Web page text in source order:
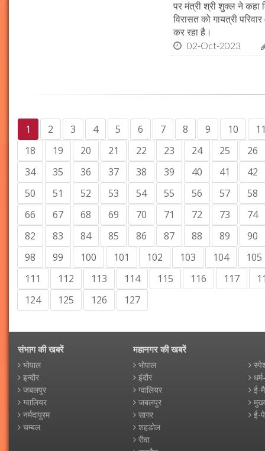
पर मंत्री श्री शुक्ल ने कहा
विरासत को गायत्री
कर रहा है।
02-Oct-2023
1 2 3 4 5 6 7 8 9 10
18
19 20 21 22 23 24 25
26
34
35 36 37 38 39 40 41
42
50
51 52 53 54 55 56 57
58
66
67 68 69 70 71 72 73
74
82
83 84 85 86 87 88 89
90
98
99 100 101 102 103 104
105
111
112 113 114 115 116 117
124
125 126 127
संभाग की खबरें
भोपाल
इन्दौर
जबलपुर
ग्वालियर
नर्मदापुरम
चम्बल
महानगर की खबरें
भोपाल
इंदौर
ग्वालियर
जबलपुर
सागर
शहडोल
रीवा
ई-
ई-